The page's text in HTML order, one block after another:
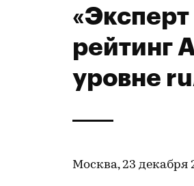
рейтинг
уровне
Москва, 23 декабря